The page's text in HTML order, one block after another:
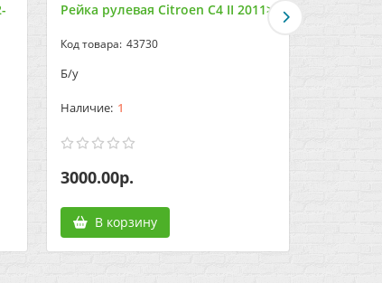
Рейка рулевая Citroen C4 II 2011>
43730
Б/у
1
3000.00р.
В корзину